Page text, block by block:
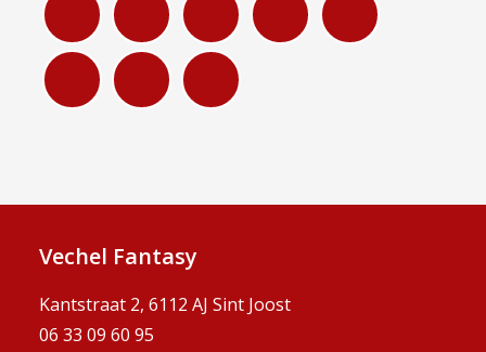
Vechel Fantasy
Kantstraat 2, 6112 AJ Sint Joost
06 33 09 60 95